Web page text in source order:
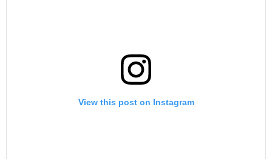
View this post on Instagram